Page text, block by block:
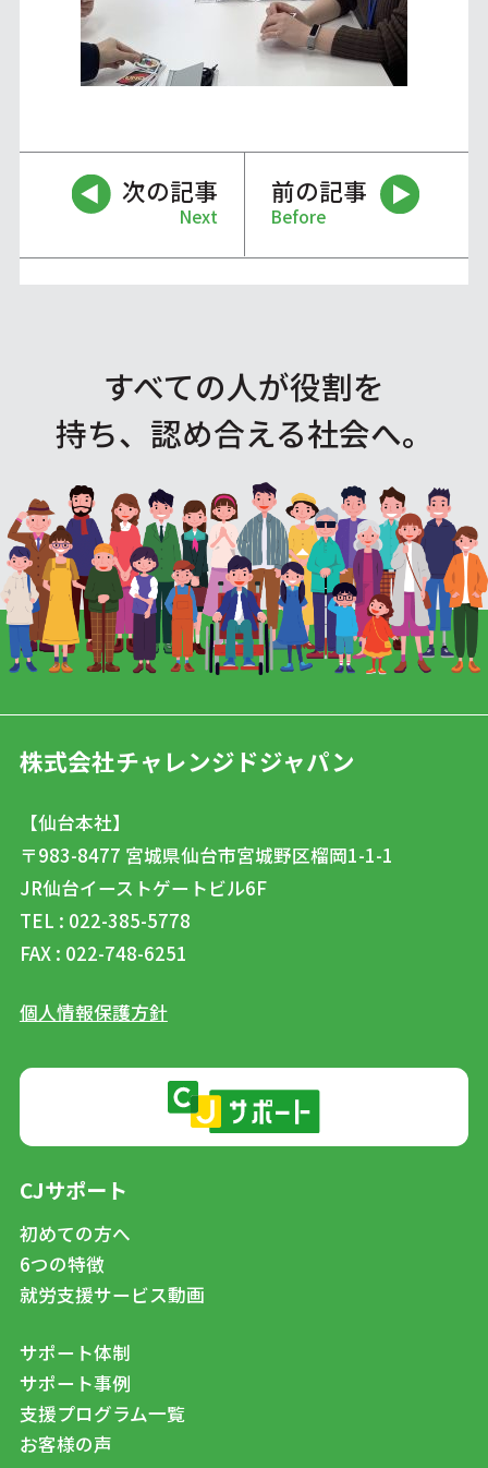
次の記事
Next
前の記事
Before
すべての人が役割を
持ち、認め合える社会へ。
株式会社チャレンジドジャパン
【仙台本社】
〒983-8477 宮城県仙台市宮城野区榴岡1-1-1
JR仙台イーストゲートビル6F
TEL : 022-385-5778
FAX : 022-748-6251
個人情報保護方針
CJサポート
初めての方へ
6つの特徴
就労支援サービス動画
サポート体制
サポート事例
支援プログラム一覧
お客様の声